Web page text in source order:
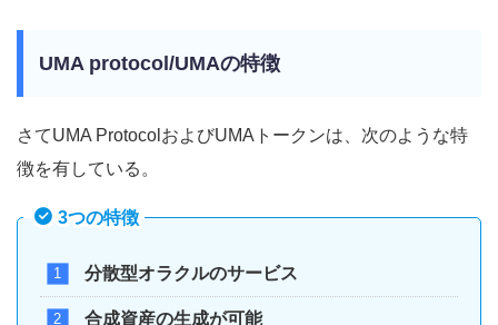
UMA protocol/UMAの特徴
さてUMA ProtocolおよびUMAトークンは、次のような特
徴を有している。
3つの特徴
分散型オラクルのサービス
合成資産の生成が可能